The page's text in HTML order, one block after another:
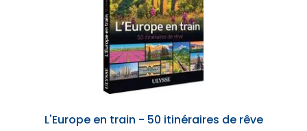
L'Europe en train - 50 itinéraires de rêve